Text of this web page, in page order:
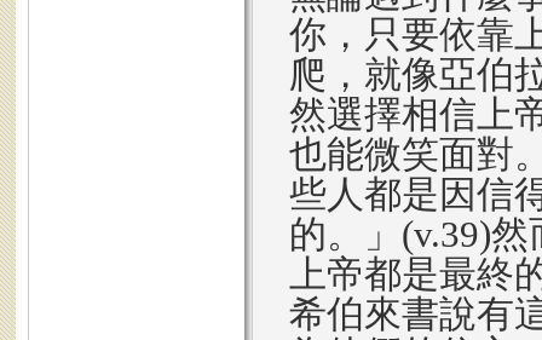
你，只要依靠
爬，就像亞伯
然選擇相信上
也能微笑面對
些人都是因信
的。」(v.39)
上帝都是最終
希伯來書說有